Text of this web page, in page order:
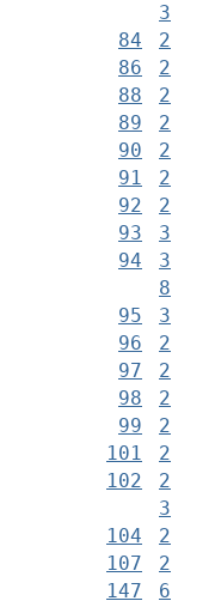
3
84
2
86
2
88
2
89
2
90
2
91
2
92
2
93
3
94
3
8
95
3
96
2
97
2
98
2
99
2
101
2
102
2
3
104
2
107
2
147
6